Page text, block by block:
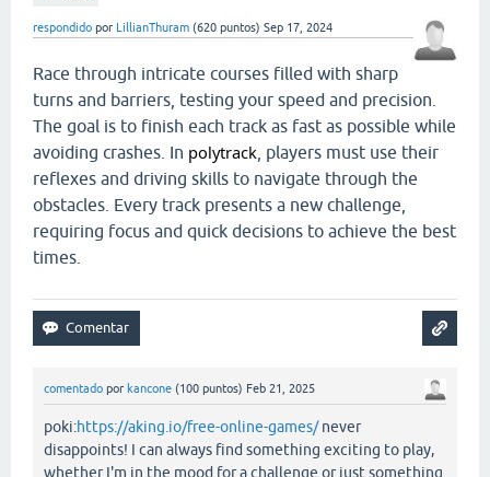
respondido por LillianThuram (620 puntos) Sep 17, 2024
Race through intricate courses filled with sharp
turns and barriers, testing your speed and precision.
The goal is to finish each track as fast as possible while
avoiding crashes. In polytrack , players must use their
reflexes and driving skills to navigate through the
obstacles. Every track presents a new challenge,
requiring focus and quick decisions to achieve the best
times.
comentado por kancone (100 puntos) Feb 21, 2025
poki:https://aking.io/free-online-games/never
disappoints! I can always find something exciting to play,
whether I'm in the mood for a challenge or just something